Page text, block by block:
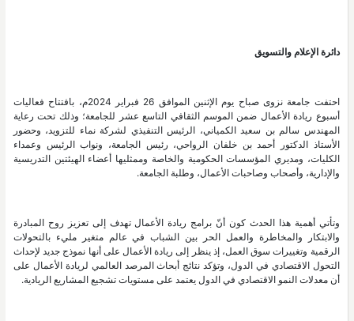
دائرة الإعلام والتسويق
احتفت جامعة نزوى صباح يوم الإثنين الموافق 26 فبراير 2024م، بافتتاح فعاليات
أسبوع ريادة الأعمال ضمن الموسم الثقافي التاسع عشر للجامعة؛ وذلك تحت رعاية
المهندس سالم بن سعيد الكمياني، الرئيس التنفيذي لشركة نماء للتزويد، وحضور
الأستاذ الدكتور أحمد بن خلفان الرواحي، رئيس الجامعة، ونواب الرئيس وعمداء
الكليات، ومديري المؤسسات الحكومية والخاصة وممثليها أعضاء الهيئتين التدريسية
والإدارية، وأصحاب وصاحبات الأعمال، وطلبة الجامعة.
وتأتي أهمية هذا الحدث كون أنّ برامج ريادة الأعمال تهدف إلى تعزيز روح المبادرة
والابتكار والمخاطرة والعمل الحر بين الشباب في عالم متغير مليء بالتحولات
الرقمية وتغييرات سوق العمل، إذ ينظر إلى ريادة الأعمال على أنها نموذج جديد لإحداث
التحول الاقتصادي في الدول، وتؤكد نتائج أبحاث المرصد العالمي لريادة الأعمال على
أن معدلات النمو الاقتصادي في الدول يعتمد على مستويات تشجيع المشاريع الريادية.